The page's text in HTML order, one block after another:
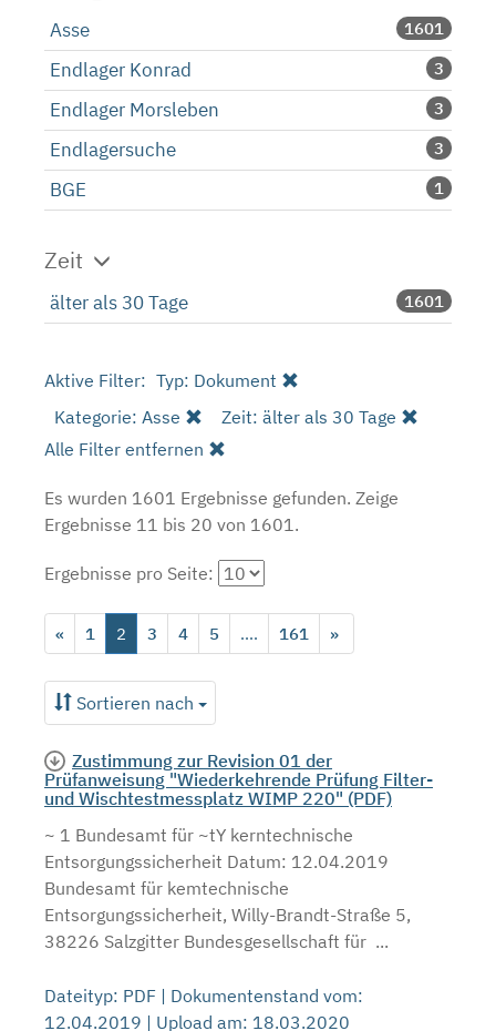
Asse 1601
Endlager Konrad 3
Endlager Morsleben 3
Endlagersuche 3
BGE 1
Zeit
älter als 30 Tage 1601
Aktive Filter: Typ: Dokument
Kategorie: Asse
Zeit: älter als 30 Tage
Alle Filter entfernen
Es wurden 1601 Ergebnisse gefunden. Zeige
Ergebnisse 11 bis 20 von 1601.
Ergebnisse pro Seite:
« 1 2 3 4 5 .... 161 »
Sortieren nach
Zustimmung zur Revision 01 der
Prüfanweisung "Wiederkehrende Prüfung Filter-
und Wischtestmessplatz WIMP 220" (PDF)
~ 1 Bundesamt für ~tY kerntechnische
Entsorgungssicherheit Datum: 12.04.2019
Bundesamt für kemtechnische
Entsorgungssicherheit, Willy-Brandt-Straße 5,
38226 Salzgitter Bundesgesellschaft für ...
Dateityp: PDF | Dokumentenstand vom:
12.04.2019 | Upload am: 18.03.2020